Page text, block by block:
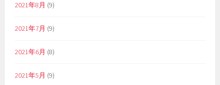
2021年8月 (9)
2021年7月 (9)
2021年6月 (8)
2021年5月 (9)